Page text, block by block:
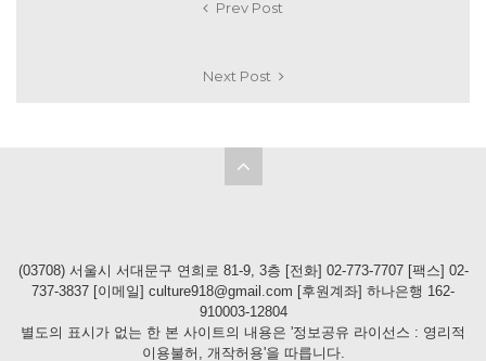
Prev Post
Next Post
(03708) 서울시 서대문구 연희로 81-9, 3층 [전화] 02-773-7707 [팩스] 02-
737-3837 [이메일] culture918@gmail.com [후원계좌] 하나은행 162-
910003-12804
별도의 표시가 없는 한 본 사이트의 내용은 '정보공유 라이선스 : 영리적
이용불허, 개작허용'을 따릅니다.